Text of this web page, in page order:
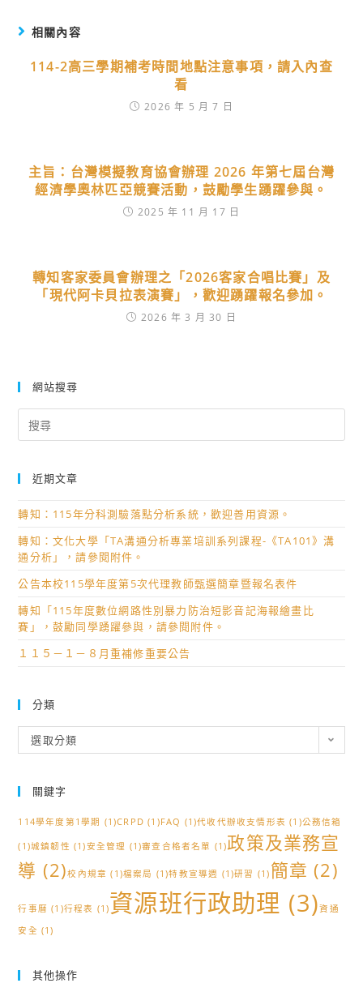
相關內容
114-2高三學期補考時間地點注意事項，請入內查
看
2026 年 5 月 7 日
主旨：台灣模擬教育協會辦理 2026 年第七屆台灣
經濟學奧林匹亞競賽活動，鼓勵學生踴躍參與。
2025 年 11 月 17 日
轉知客家委員會辦理之「2026客家合唱比賽」及
「現代阿卡貝拉表演賽」，歡迎踴躍報名參加。
2026 年 3 月 30 日
網站搜尋
for:
近期文章
轉知：115年分科測驗落點分析系統，歡迎善用資源。
轉知：文化大學「TA溝通分析專業培訓系列課程-《TA101》溝
通分析」，請參閱附件。
公告本校115學年度第5次代理教師甄選簡章暨報名表件
轉知「115年度數位網路性別暴力防治短影音記海報繪畫比
賽」，鼓勵同學踴躍參與，請參閱附件。
１１５－１－８月重補修重要公告
分類
類
選取分類
關鍵字
114學年度第1學期 (1)CRPD (1)FAQ (1)代收代辦收支情形表 (1)公務信箱
(1)城鎮韌性 (1)安全管理 (1)審查合格者名單 (1)政策及業務宣
導 (2)校內規章 (1)檔案局 (1)特教宣導週 (1)研習 (1) 簡章 (2)
行事曆 (1)行程表 (1)資源班行政助理 (3)資通
安全 (1)
其他操作